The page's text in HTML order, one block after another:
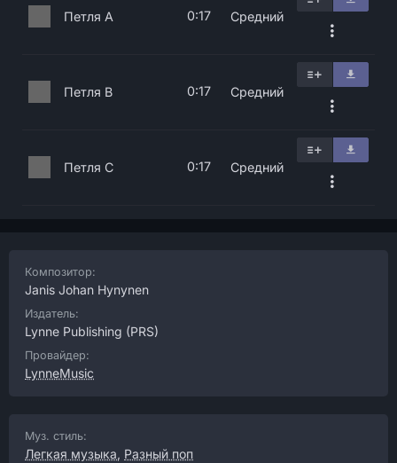
Петля A 0:17 Средний
Петля B 0:17 Средний
Петля C 0:17 Средний
Композитор:
Janis Johan Hynynen
Издатель:
Lynne Publishing (PRS)
Провайдер:
LynneMusic
Муз. стиль:
Легкая музыка, Разный поп